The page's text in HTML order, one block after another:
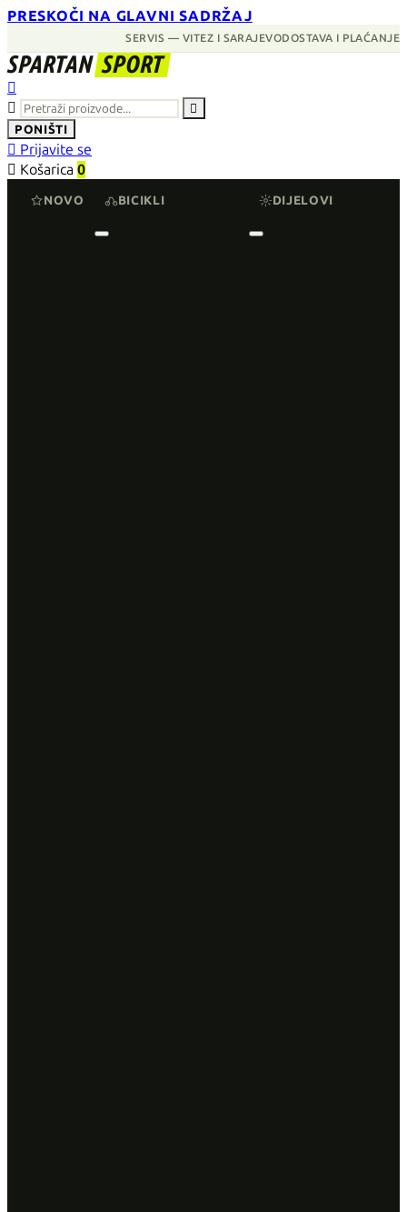
PRESKOČI NA GLAVNI SADRŽAJ
SERVIS — VITEZ I SARAJEVODOSTAVA I PLAĆANJE
SPARTAN SPORT



PONIŠTI
 Prijavite se
 Košarica 0
NOVO BICIKLI DIJELOVI